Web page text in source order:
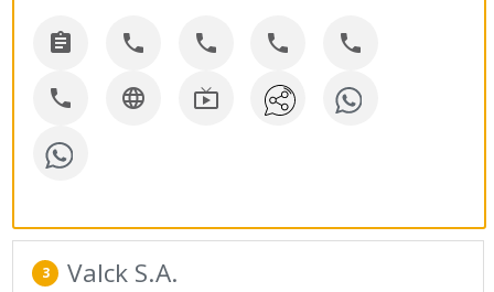
    
  
3 Valck S.A.